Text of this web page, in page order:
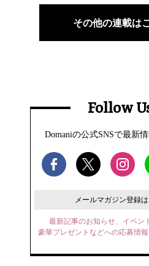
その他の連載は
Follow
Domaniの公式SNSで最新
メールマガジン登録
最新記事のお知らせ、イベン
豪華プレゼントなどへの応募情報